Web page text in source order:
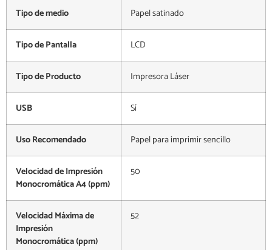
Tipo de medio Papel satinado
Tipo de Pantalla LCD
Tipo de Producto Impresora Láser
USB Sí
Uso Recomendado Papel para imprimir sencillo
Velocidad de Impresión
Monocromática A4 (ppm)
50
Velocidad Máxima de
Impresión
Monocromática (ppm)
52